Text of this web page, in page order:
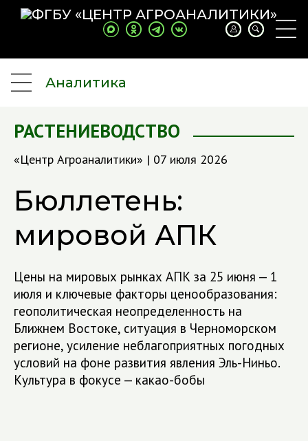
Аналитика
РАСТЕНИЕВОДСТВО
«Центр Агроаналитики» | 07 июля 2026
Бюллетень:
мировой АПК
Цены на мировых рынках АПК за 25 июня — 1
июля и ключевые факторы ценообразования:
геополитическая неопределенность на
Ближнем Востоке, ситуация в Черноморском
регионе, усиление неблагоприятных погодных
условий на фоне развития явления Эль-Ниньо.
Культура в фокусе — какао-бобы